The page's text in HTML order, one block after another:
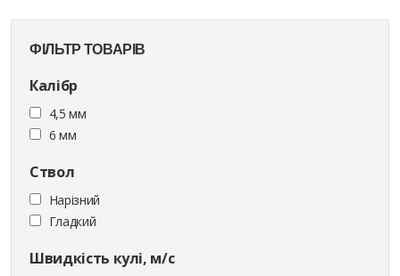
ФІЛЬТР ТОВАРІВ
Калібр
4,5 мм
6 мм
Ствол
Нарізний
Гладкий
Швидкість кулі, м/с